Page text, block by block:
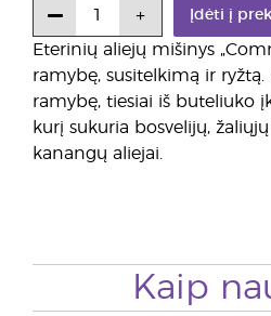
Eterinių aliejų mišinys
ramybę, susitelkimą ir
ramybę, tiesiai iš buteliuko
kurį sukuria bosvelijų,
kanangų aliejai.
Įdėti į
Kaip